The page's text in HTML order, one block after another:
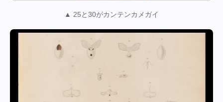
▲ 25と30がカンテンカメガイ